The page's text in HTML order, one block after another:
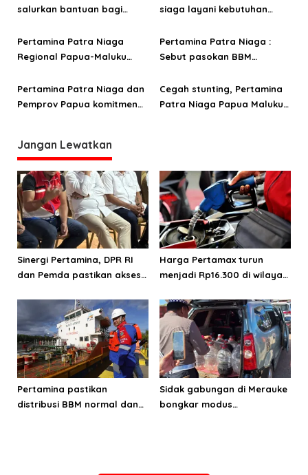
kurban
salurkan bantuan bagi
kebakaran di Jayapura
siaga layani kebutuhan
Papua dan Maluku
Pertamina Patra Niaga
Regional Papua-Maluku
jelang Hari Raya Idul Fitri
Pertamina Patra Niaga :
Sebut pasokan BBM
layanan Ramadan-Idul Fitri
di tengah dinamika
Pertamina Patra Niaga dan
Pemprov Papua komitmen
hingga Idul Fitri
Cegah stunting, Pertamina
Patra Niaga Papua Maluku
Jangan Lewatkan
Sinergi Pertamina, DPR RI
dan Pemda pastikan akses
Harga Pertamax turun
menjadi Rp16.300 di wilayah
Pertamina pastikan
distribusi BBM normal dan
Sidak gabungan di Merauke
bongkar modus